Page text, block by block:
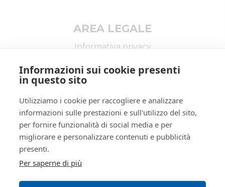
AREA LEGALE
Informativa privacy
Regolamento di partecipazione alle vendite
Informativa cookie
Requisiti tecnici
Informazioni sui cookie presenti
in questo sito
Utilizziamo i cookie per raccogliere e analizzare
informazioni sulle prestazioni e sull'utilizzo del sito,
per fornire funzionalità di social media e per
migliorare e personalizzare contenuti e pubblicità
presenti.
Per saperne di più